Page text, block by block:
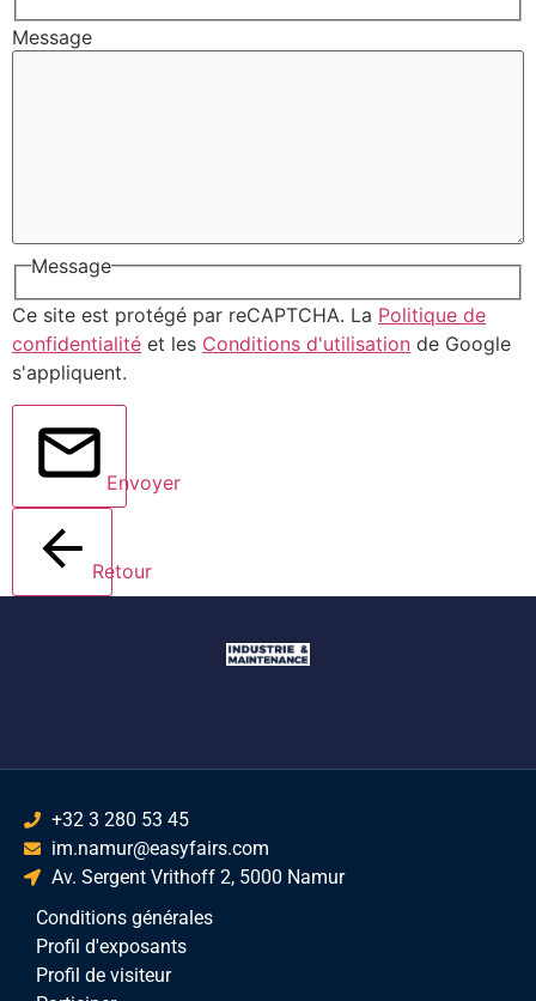
Message
Message
Ce site est protégé par reCAPTCHA. La Politique de
confidentialité et les Conditions d'utilisation de Google
s'appliquent.
Envoyer
Retour
+32 3 280 53 45
im.namur@easyfairs.com
Av. Sergent Vrithoff 2, 5000 Namur
Conditions générales
Profil d'exposants
Profil de visiteur